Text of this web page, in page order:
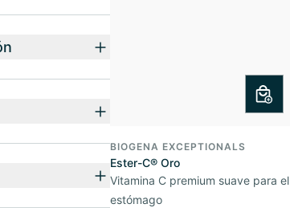
BIOGENA EXCEPTIONALS
Ester-C® Oro
Vitamina C premium suave para el
estómago